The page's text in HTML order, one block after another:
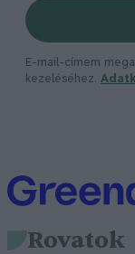
E-mail-címem
kezeléséhez.
Rovatok